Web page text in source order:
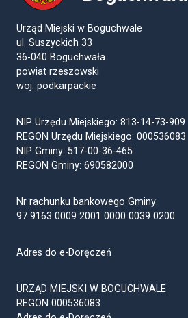
Urząd Miejski w Boguchwale
ul. Suszyckich 33
36-040 Boguchwała
powiat rzeszowski
woj. podkarpackie
NIP Urzędu Miejskiego: 813-14-73-909
REGON Urzędu Miejskiego: 000536083
NIP Gminy: 517-00-36-465
REGON Gminy: 690582000
Nr rachunku bankowego Gminy:
97 9163 0009 2001 0000 0039 0200
Adres do e-Doręczeń
URZĄD MIEJSKI W BOGUCHWALE
REGON 000536083